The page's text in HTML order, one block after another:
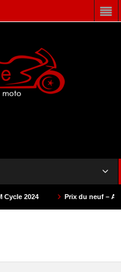
Prix du neuf – AS Motors